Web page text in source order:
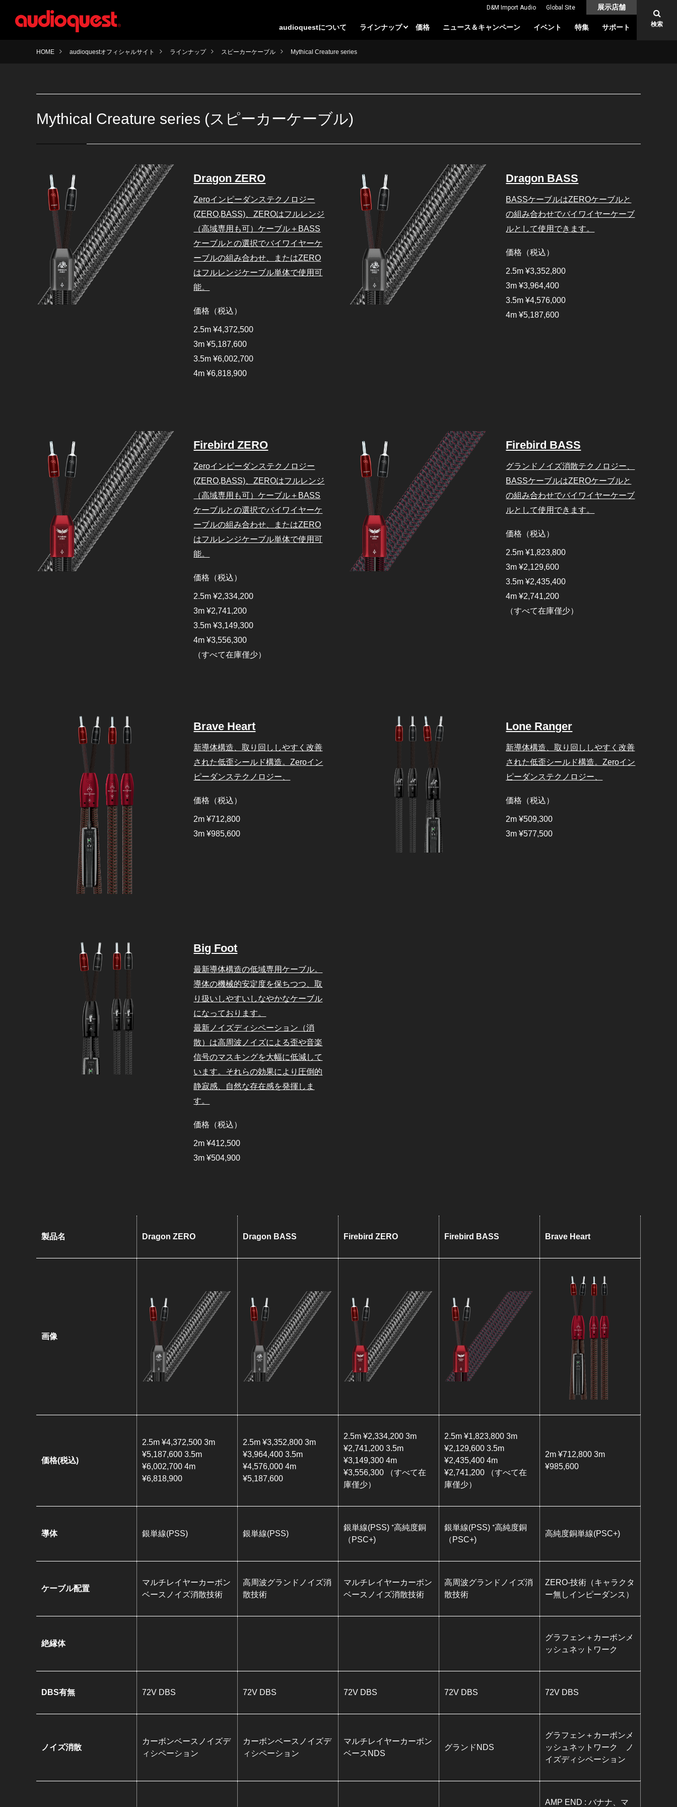
検索
audioquestについて ラインナップ 価格 ニュース＆キャンペーン イベント 特集 サポート
D&M Import Audio Global Site 展示店舗
HOME audioquestオフィシャルサイト ラインナップ スピーカーケーブル Mythical Creature series
Mythical Creature series (スピーカーケーブル)
Dragon ZERO
Zeroインピーダンステクノロジー
(ZERO,BASS)、ZEROはフルレンジ
（高域専用も可）ケーブル＋BASS
ケーブルとの選択でバイワイヤーケ
ーブルの組み合わせ、またはZERO
はフルレンジケーブル単体で使用可
能。
価格（税込）
2.5m ¥4,372,500
3m ¥5,187,600
3.5m ¥6,002,700
4m ¥6,818,900
Dragon BASS
BASSケーブルはZEROケーブルと
の組み合わせでバイワイヤーケーブ
ルとして使用できます。
価格（税込）
2.5m ¥3,352,800
3m ¥3,964,400
3.5m ¥4,576,000
4m ¥5,187,600
Firebird ZERO
Zeroインピーダンステクノロジー
(ZERO,BASS)、ZEROはフルレンジ
（高域専用も可）ケーブル＋BASS
ケーブルとの選択でバイワイヤーケ
ーブルの組み合わせ、またはZERO
はフルレンジケーブル単体で使用可
能。
価格（税込）
2.5m ¥2,334,200
3m ¥2,741,200
3.5m ¥3,149,300
4m ¥3,556,300
（すべて在庫僅少）
Firebird BASS
グランドノイズ消散テクノロジー、
BASSケーブルはZEROケーブルと
の組み合わせでバイワイヤーケーブ
ルとして使用できます。
価格（税込）
2.5m ¥1,823,800
3m ¥2,129,600
3.5m ¥2,435,400
4m ¥2,741,200
（すべて在庫僅少）
Brave Heart
新導体構造、取り回ししやすく改善
された低歪シールド構造。Zeroイン
ピーダンステクノロジー、
価格（税込）
2m ¥712,800
3m ¥985,600
Lone Ranger
新導体構造、取り回ししやすく改善
された低歪シールド構造。Zeroイン
ピーダンステクノロジー、
価格（税込）
2m ¥509,300
3m ¥577,500
Big Foot
最新導体構造の低域専用ケーブル。
導体の機械的安定度を保ちつつ、取
り扱いしやすいしなやかなケーブル
になっております。
最新ノイズディシペーション（消
散）は高周波ノイズによる歪や音楽
信号のマスキングを大幅に低減して
います。それらの効果により圧倒的
静寂感、自然な存在感を発揮しま
す。
価格（税込）
2m ¥412,500
3m ¥504,900
製品名 Dragon ZERO Dragon BASS Firebird ZERO Firebird BASS Brave Heart
画像
価格(税込)
2.5m ¥4,372,500 3m
¥5,187,600 3.5m
¥6,002,700 4m
¥6,818,900
2.5m ¥3,352,800 3m
¥3,964,400 3.5m
¥4,576,000 4m
¥5,187,600
2.5m ¥2,334,200 3m
¥2,741,200 3.5m
¥3,149,300 4m
¥3,556,300 （すべて在
庫僅少）
2.5m ¥1,823,800 3m
¥2,129,600 3.5m
¥2,435,400 4m
¥2,741,200 （すべて在
庫僅少）
2m ¥712,800 3m
¥985,600
導体 銀単線(PSS) 銀単線(PSS)
銀単線(PSS) ⁺高純度銅
（PSC+)
銀単線(PSS) ⁺高純度銅
（PSC+)
高純度銅単線(PSC+)
ケーブル配置
マルチレイヤーカーボン
ベースノイズ消散技術
高周波グランドノイズ消
散技術
マルチレイヤーカーボン
ベースノイズ消散技術
高周波グランドノイズ消
散技術
ZERO-技術（キャラクタ
ー無しインピーダンス）
絶縁体
グラフェン＋カーボンメ
ッシュネットワーク
DBS有無 72V DBS 72V DBS 72V DBS 72V DBS 72V DBS
ノイズ消散
カーボンベースノイズデ
ィシペーション
カーボンベースノイズデ
ィシペーション
マルチレイヤーカーボン
ベースNDS
グランドNDS
グラフェン＋カーボンメ
ッシュネットワーク ノ
イズディシペーション
AMP END : バナナ、マ